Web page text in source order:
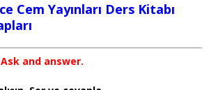
Cem Yayınları Ders Kitabı
and answer.